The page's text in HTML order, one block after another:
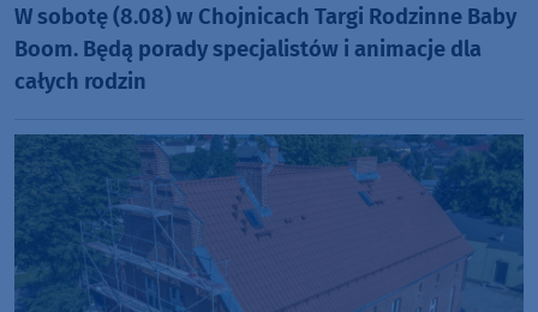
W sobotę (8.08) w Chojnicach Targi Rodzinne Baby
Boom. Będą porady specjalistów i animacje dla
całych rodzin